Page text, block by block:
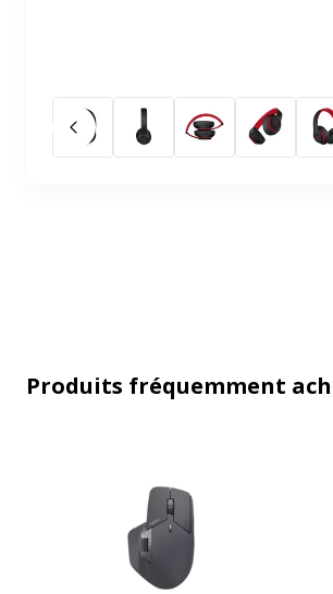
Slide précédent
Produits fréquemment